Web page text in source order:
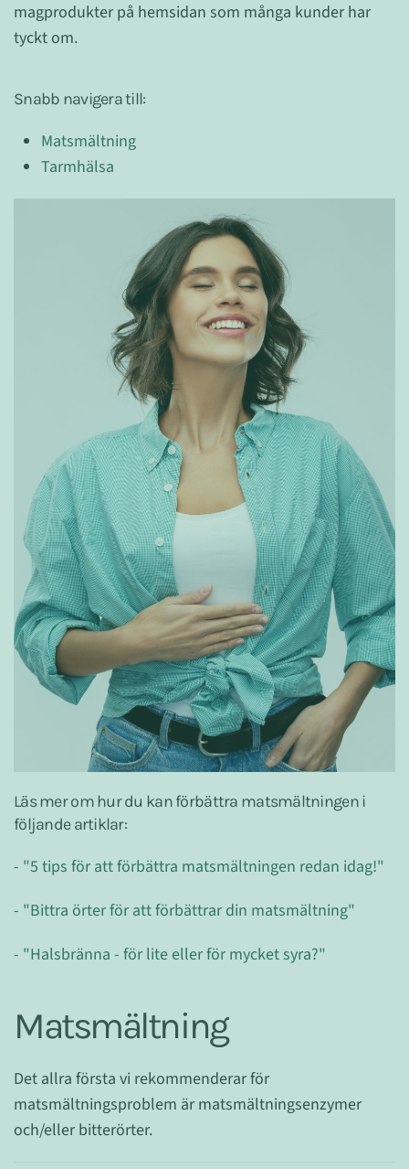
magprodukter på hemsidan som många kunder har
tyckt om.
Snabb navigera till:
Matsmältning
Tarmhälsa
Läs mer om hur du kan förbättra matsmältningen i
följande artiklar:
- "5 tips för att förbättra matsmältningen redan idag!"
- "Bittra örter för att förbättrar din matsmältning"
- "Halsbränna - för lite eller för mycket syra?"
Matsmältning
Det allra första vi rekommenderar för
matsmältningsproblem är matsmältningsenzymer
och/eller bitterörter.